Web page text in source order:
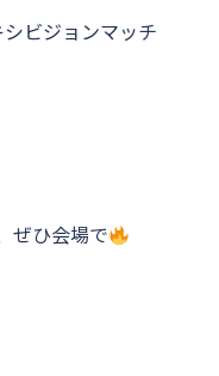
ビジョンマッチ
ぜひ会場で